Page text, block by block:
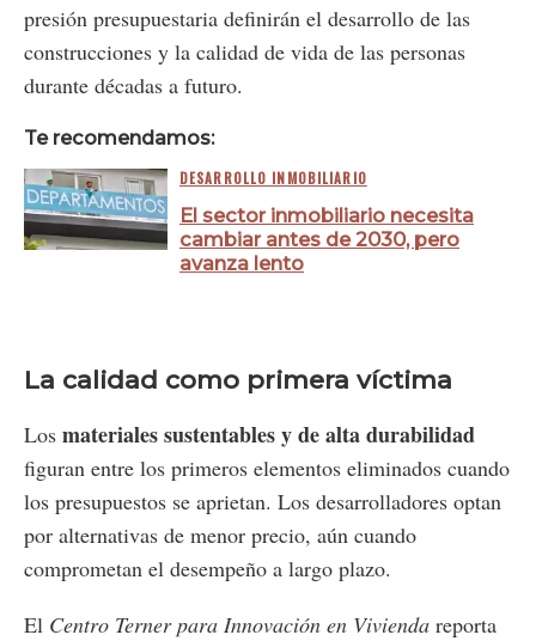
presión presupuestaria definirán el desarrollo de las
construcciones y la calidad de vida de las personas
durante décadas a futuro.
Te recomendamos:
DESARROLLO INMOBILIARIO
El sector inmobiliario necesita
cambiar antes de 2030, pero
avanza lento
La calidad como primera víctima
Los materiales sustentables y de alta durabilidad
figuran entre los primeros elementos eliminados cuando
los presupuestos se aprietan. Los desarrolladores optan
por alternativas de menor precio, aún cuando
comprometan el desempeño a largo plazo.
El Centro Terner para Innovación en Vivienda reporta